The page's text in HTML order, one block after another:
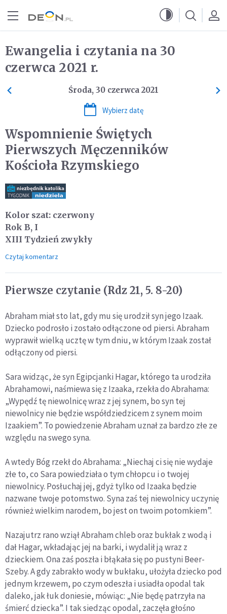
Ewangelia i czytania na 30
czerwca 2021 r.
Środa, 30 czerwca 2021
Wybierz datę
Czytaj komentarz
Wspomnienie Świętych
Pierwszych Męczenników
Kościoła Rzymskiego
Kolor szat: czerwony
Rok B, I
XIII Tydzień zwykły
Pierwsze czytanie (Rdz 21, 5. 8-20)
Abraham miał sto lat, gdy mu się urodził syn jego Izaak.
Dziecko podrosło i zostało odłączone od piersi. Abraham
wyprawił wielką ucztę w tym dniu, w którym Izaak został
odłączony od piersi.
Sara widząc, że syn Egipcjanki Hagar, którego ta urodziła
Abrahamowi, naśmiewa się z Izaaka, rzekła do Abrahama:
„Wypędź tę niewolnicę wraz z jej synem, bo syn tej
niewolnicy nie będzie współdziedzicem z synem moim
Izaakiem”. To powiedzenie Abraham uznał za bardzo złe ze
względu na swego syna.
A wtedy Bóg rzekł do Abrahama: „Niechaj ci się nie wydaje
złe to, co Sara powiedziała o tym chłopcu i o twojej
niewolnicy. Posłuchaj jej, gdyż tylko od Izaaka będzie
nazwane twoje potomstwo. Syna zaś tej niewolnicy uczynię
również wielkim narodem, bo jest on twoim potomkiem”.
Nazajutrz rano wziął Abraham chleb oraz bukłak z wodą i
dał Hagar, wkładając jej na barki, i wydalił ją wraz z
dzieckiem. Ona zaś poszła i błąkała się po pustyni Beer-
Szeby. A gdy zabrakło wody w bukłaku, ułożyła dziecko pod
jednym krzewem, po czym odeszła i usiadła opodal tak
daleko, jak łuk doniesie, mówiąc: „Nie będę patrzyła na
śmierć dziecka”. I tak siedząc opodal, zaczęła głośno